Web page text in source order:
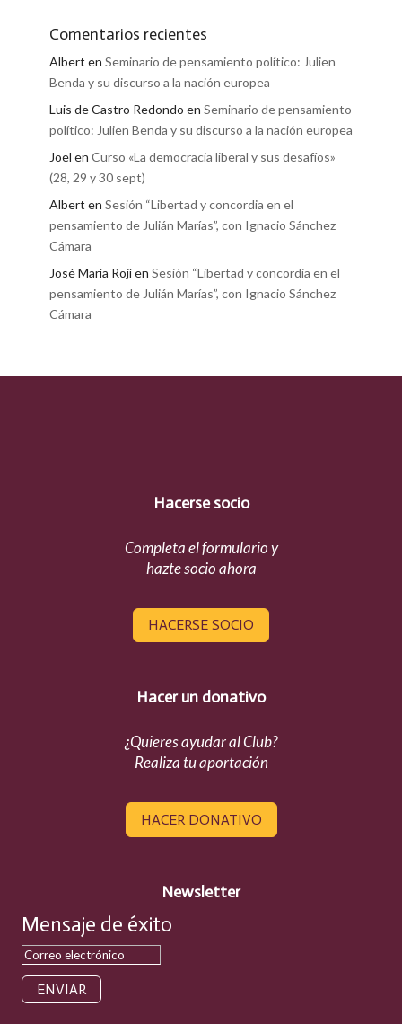
Comentarios recientes
Albert en Seminario de pensamiento político: Julien
Benda y su discurso a la nación europea
Luis de Castro Redondo en Seminario de pensamiento
político: Julien Benda y su discurso a la nación europea
Joel en Curso «La democracia liberal y sus desafíos»
(28, 29 y 30 sept)
Albert en Sesión “Libertad y concordia en el
pensamiento de Julián Marías”, con Ignacio Sánchez
Cámara
José María Rojíen Sesión “Libertad y concordia en el
pensamiento de Julián Marías”, con Ignacio Sánchez
Cámara
Hacerse socio
Completa el formulario y
hazte socio ahora
HACERSE SOCIO
Hacer un donativo
¿Quieres ayudar al Club?
Realiza tu aportación
HACER DONATIVO
Newsletter
Mensaje de éxito
ENVIAR